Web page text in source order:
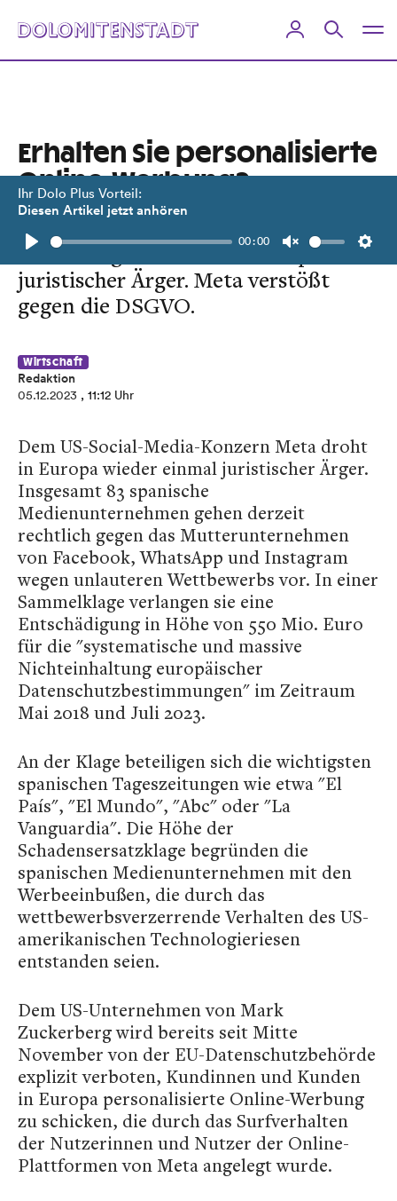
Ihr Dolo Plus Vorteil:
Diesen Artikel jetzt anhören
Play
00:00
Unmute
Erhalten Sie personalisierte
Online-Werbung?
Dem Mutterkonzern von Facebook
und Instagram droht in Europa
juristischer Ärger. Meta verstößt
gegen die DSGVO.
Wirtschaft
Redaktion
05.12.2023 , 11:12 Uhr
Dem US-Social-Media-Konzern Meta droht
in Europa wieder einmal juristischer Ärger.
Insgesamt 83 spanische
Medienunternehmen gehen derzeit
rechtlich gegen das Mutterunternehmen
von Facebook, WhatsApp und Instagram
wegen unlauteren Wettbewerbs vor. In einer
Sammelklage verlangen sie eine
Entschädigung in Höhe von 550 Mio. Euro
für die "systematische und massive
Nichteinhaltung europäischer
Datenschutzbestimmungen" im Zeitraum
Mai 2018 und Juli 2023.
An der Klage beteiligen sich die wichtigsten
spanischen Tageszeitungen wie etwa "El
País", "El Mundo", "Abc" oder "La
Vanguardia". Die Höhe der
Schadensersatzklage begründen die
spanischen Medienunternehmen mit den
Werbeeinbußen, die durch das
wettbewerbsverzerrende Verhalten des US-
amerikanischen Technologieriesen
entstanden seien.
Dem US-Unternehmen von Mark
Zuckerberg wird bereits seit Mitte
November von der EU-Datenschutzbehörde
explizit verboten, Kundinnen und Kunden
in Europa personalisierte Online-Werbung
zu schicken, die durch das Surfverhalten
der Nutzerinnen und Nutzer der Online-
Plattformen von Meta angelegt wurde.